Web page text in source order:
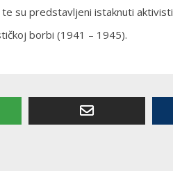
su predstavljeni istaknuti aktivisti
borbi (1941 – 1945).